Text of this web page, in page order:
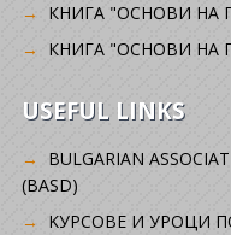
КНИГА "ОСНОВИ НА
КНИГА "ОСНОВИ НА
USEFUL LINKS
BULGARIAN
(BASD)
KУРСОВЕ И УРОЦИ